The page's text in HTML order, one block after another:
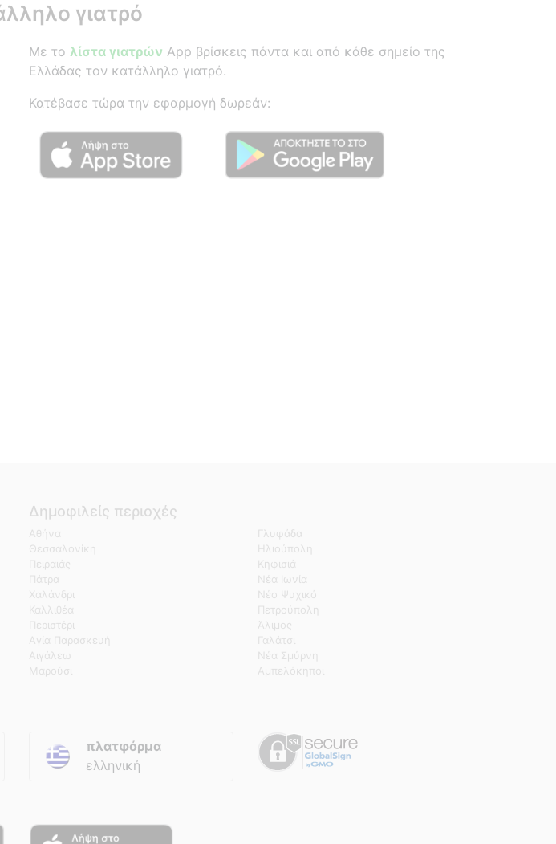
γιατρό
Με το λίστα γιατρών App βρίσκεις πάντα και από κάθε σημείο της
Ελλάδας τον κατάλληλο γιατρό.
Κατέβασε τώρα την εφαρμογή δωρεάν:
Δημοφιλείς περιοχές
Αθήνα
Θεσσαλονίκη
Πειραιάς
Πάτρα
Χαλάνδρι
Καλλιθέα
Περιστέρι
Αγία Παρασκευή
Αιγάλεω
Μαρούσι
Γλυφάδα
Ηλιούπολη
Κηφισιά
Νέα Ιωνία
Νέο Ψυχικό
Πετρούπολη
Άλιμος
Γαλάτσι
Νέα Σμύρνη
Αμπελόκηποι
πλατφόρμα
ελληνική